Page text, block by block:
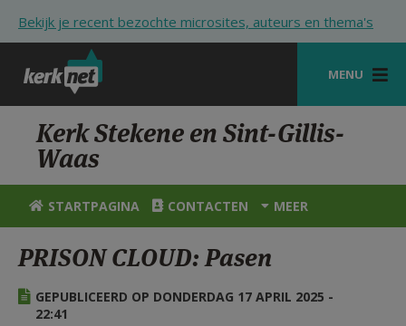
Bekijk je recent bezochte microsites, auteurs en thema's
MENU
STARTPAGINA
KERK
VIERINGEN
HULP
Kerk Stekene en Sint-Gillis-
Waas
STARTPAGINA CONTACTEN MEER
PRISON CLOUD: Pasen
GEPUBLICEERD OP DONDERDAG 17 APRIL 2025 -
22:41